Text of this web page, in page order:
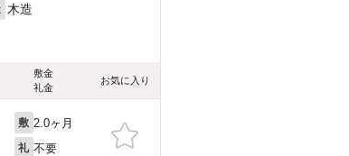
木造
敷金
礼金
お気に入り
敷 2.0ヶ月
礼 不要